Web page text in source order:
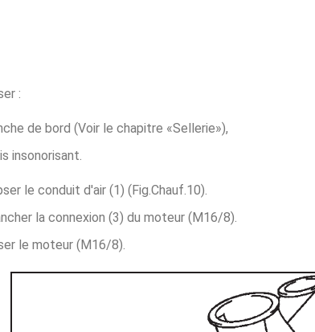
:
de bord (Voir le chapitre «Sellerie»),
insonorisant.
le conduit d'air (1) (Fig.Chauf.10).
la connexion (3) du moteur (M16/8).
le moteur (M16/8).